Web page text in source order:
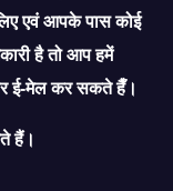
एवं आपके पास कोई
है तो आप हमें
ई-मेल कर सकते हैँ।
हैं।